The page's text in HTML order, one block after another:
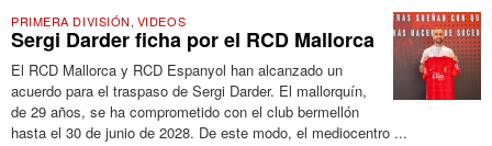
PRIMERA DIVISIÓN, VIDEOS
Sergi Darder ficha por el RCD Mallorca
El RCD Mallorca y RCD Espanyol han alcanzado un
acuerdo para el traspaso de Sergi Darder. El mallorquín,
de 29 años, se ha comprometido con el club bermellón
hasta el 30 de junio de 2028. De este modo, el mediocentro ...